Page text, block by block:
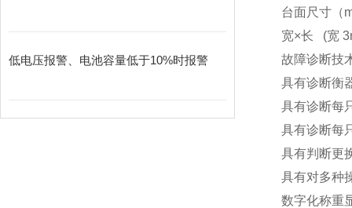
低电压报警、电池容量低于10%时报警
台面尺寸（
宽×长 (宽
故障诊断技
具有诊断衡
具有诊断每
具有诊断每
具有判断更
具有对多种
数字化称重